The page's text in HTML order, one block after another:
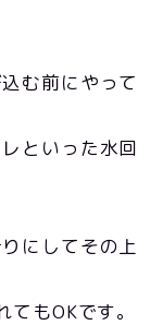
む前にやって
といった水回
にしてその上
もOKです。